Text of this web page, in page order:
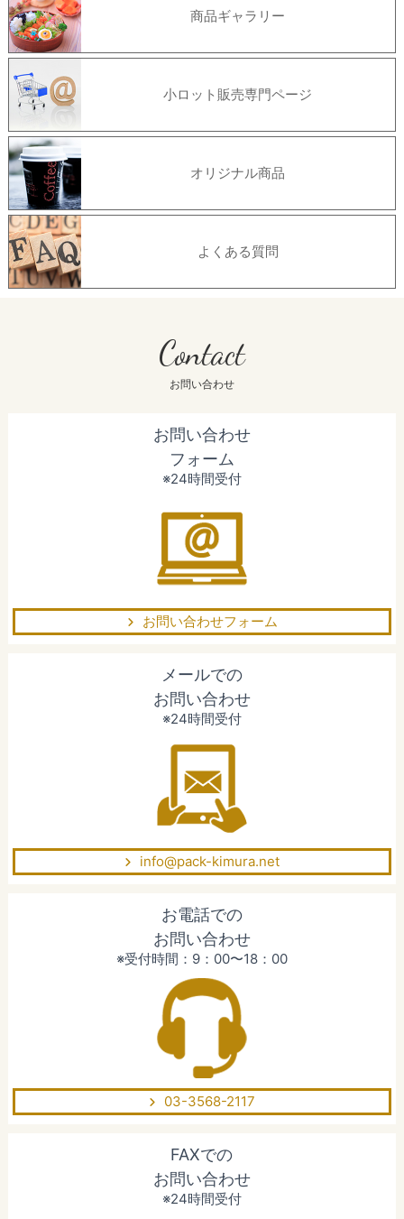
商品ギャラリー
小ロット販売専門ページ
オリジナル商品
よくある質問
Contact
お問い合わせ
お問い合わせ
フォーム
※24時間受付
お問い合わせフォーム
メールでの
お問い合わせ
※24時間受付
info@pack-kimura.net
お電話での
お問い合わせ
※受付時間：9：00〜18：00
03-3568-2117
FAXでの
お問い合わせ
※24時間受付